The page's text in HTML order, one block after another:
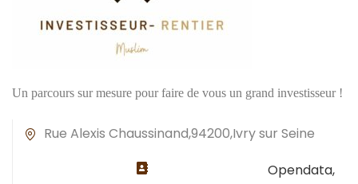
Un parcours sur mesure pour faire de vous un grand investisseur !
Rue Alexis Chaussinand,94200,Ivry sur Seine
Opendata,